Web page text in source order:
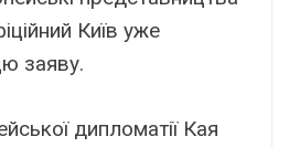
Київ уже
заяву.
дипломатії Кая